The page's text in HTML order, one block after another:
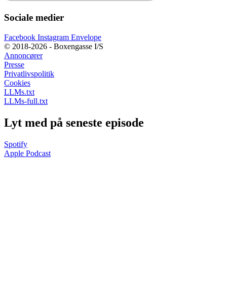
Sociale medier
Facebook Instagram Envelope
© 2018-2026 - Boxengasse I/S
Annoncører
Presse
Privatlivspolitik
Cookies
LLMs.txt
LLMs-full.txt
Lyt med på seneste episode
Spotify
Apple Podcast